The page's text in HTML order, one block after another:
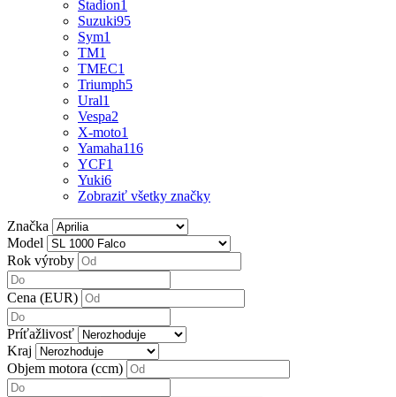
Stadion1
Suzuki95
Sym1
TM1
TMEC1
Triumph5
Ural1
Vespa2
X-moto1
Yamaha116
YCF1
Yuki6
Zobraziť všetky značky
Značka
Model
Rok výroby
Cena (EUR)
Príťažlivosť
Kraj
Objem motora (ccm)